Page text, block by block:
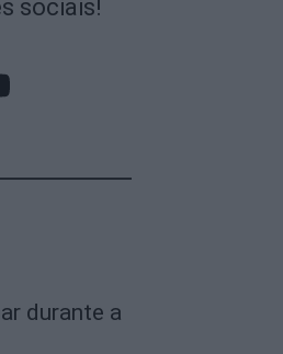
sociais!
durante a